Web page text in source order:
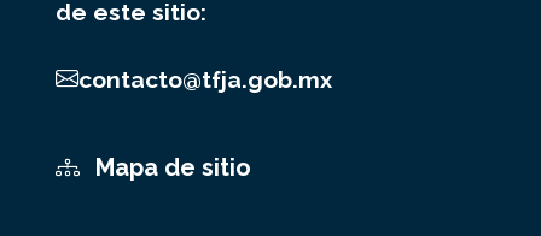
de este sitio:
contacto@tfja.gob.mx
Mapa de sitio